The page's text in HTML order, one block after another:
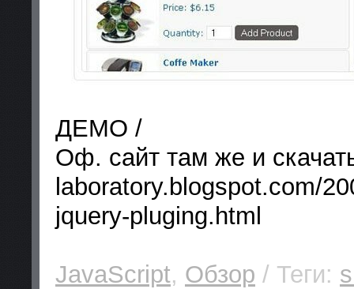
ДЕМО /
Оф. сайт там же и
laboratory.blogspot.com/
jquery-pluging.html
JavaScript, Обзор / Теги: